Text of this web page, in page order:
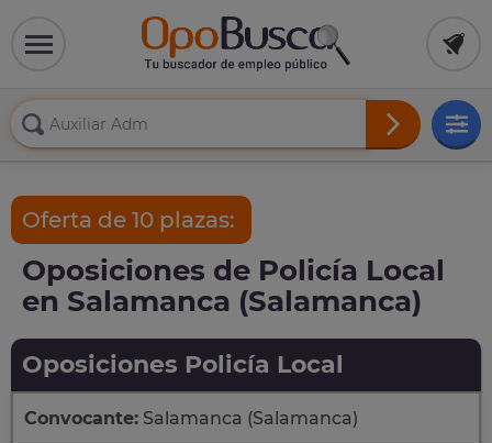
Oferta de 10 plazas:
Oposiciones de Policía Local
en Salamanca (Salamanca)
Oposiciones Policía Local
Convocante: Salamanca (Salamanca)